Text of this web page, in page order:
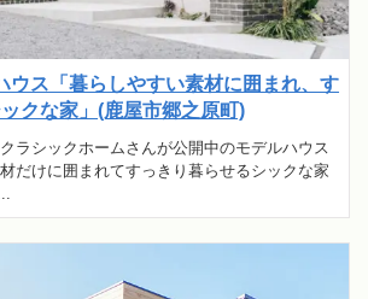
ウス「暮らしやすい素材に囲まれ、す
クな家」(鹿屋市郷之原町)
ラシックホームさんが公開中のモデルハウス
だけに囲まれてすっきり暮らせるシックな家